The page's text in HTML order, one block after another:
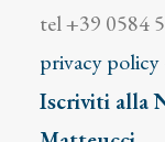
tel +39 0584
privacy policy
Iscriviti alla